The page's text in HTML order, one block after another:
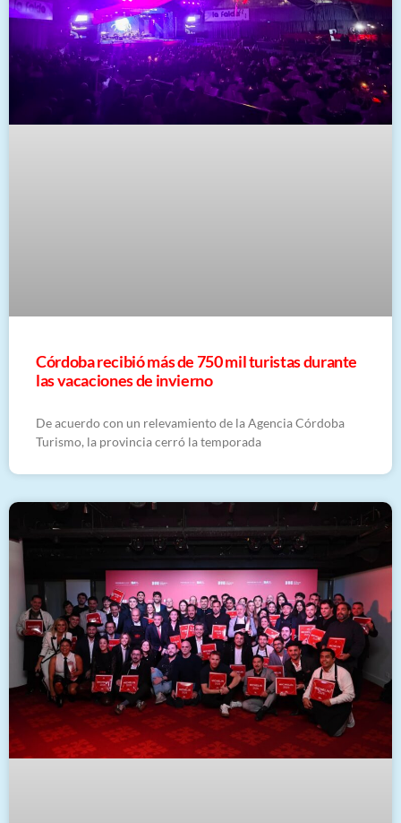
Córdoba recibió más de 750 mil turistas durante
las vacaciones de invierno
De acuerdo con un relevamiento de la Agencia Córdoba
Turismo, la provincia cerró la temporada